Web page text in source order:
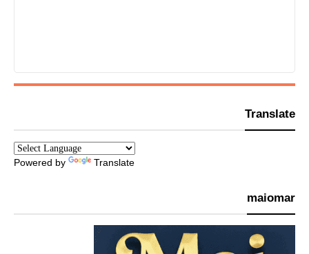
Translate
Powered by Translate
maiomar